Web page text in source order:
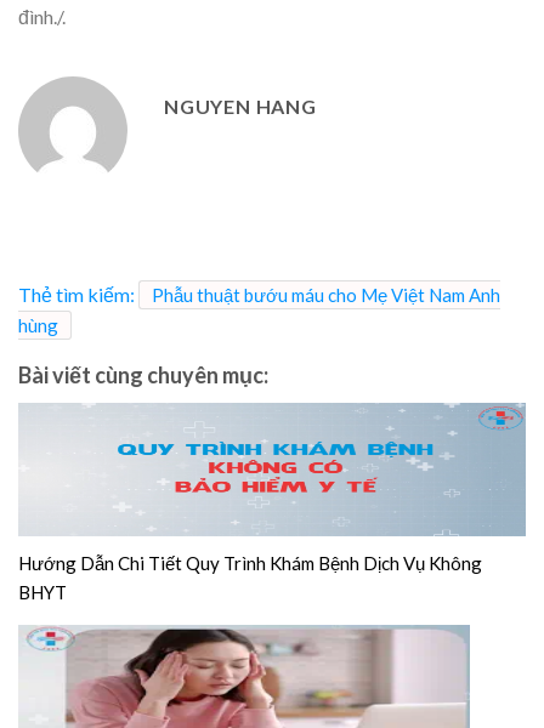
đình./.
NGUYEN HANG
Thẻ tìm kiếm:
Phẫu thuật bướu máu cho Mẹ Việt Nam Anh
hùng
Bài viết cùng chuyên mục:
Hướng Dẫn Chi Tiết Quy Trình Khám Bệnh Dịch Vụ Không
BHYT